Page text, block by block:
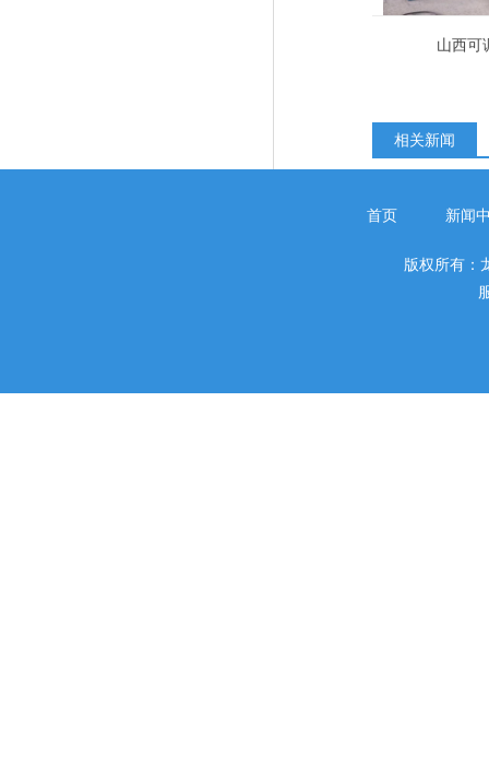
山西可
相关新闻
首页 新闻
版权所有：